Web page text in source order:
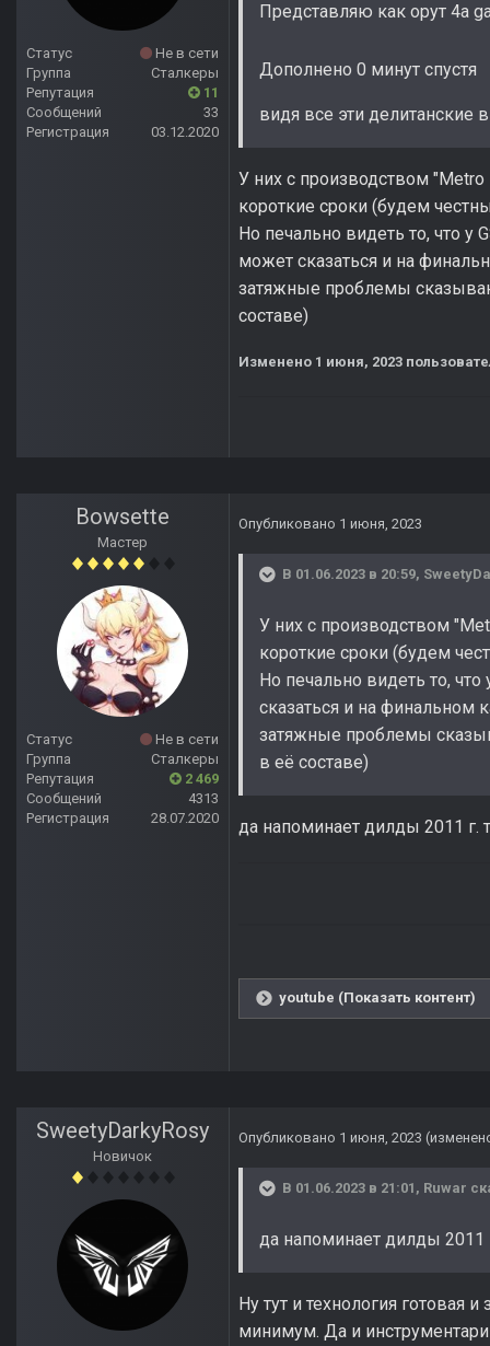
Статус
Не в сети
Группа
Сталкеры
Репутация
11
Сообщений
33
Регистрация
03.12.2020
Представляю как орут 4a
Дополнено 0 минут спустя
видя все эти делитанские
У них с производством
короткие сроки (будем
Но печально видеть то, что у
может сказаться и на
затяжные проблемы
составе)
Изменено 1 июня, 2023
Bowsette
Мастер
Статус
Не в сети
Группа
Сталкеры
Репутация
2 469
Сообщений
4313
Регистрация
28.07.2020
Опубликовано 1 июня, 2023
В 01.06.2023 в 20:59,
У них с производством
короткие сроки (будем
Но печально видеть то, что
сказаться и на финальном
затяжные проблемы
в её составе)
да напоминает дилды 2011 г.
youtube (Показать контент)
SweetyDarkyRosy
Новичок
Опубликовано 1 июня, 2023
В 01.06.2023 в 21:01, Ruwar
да напоминает дилды 2011
Ну тут и технология готовая
минимум. Да и